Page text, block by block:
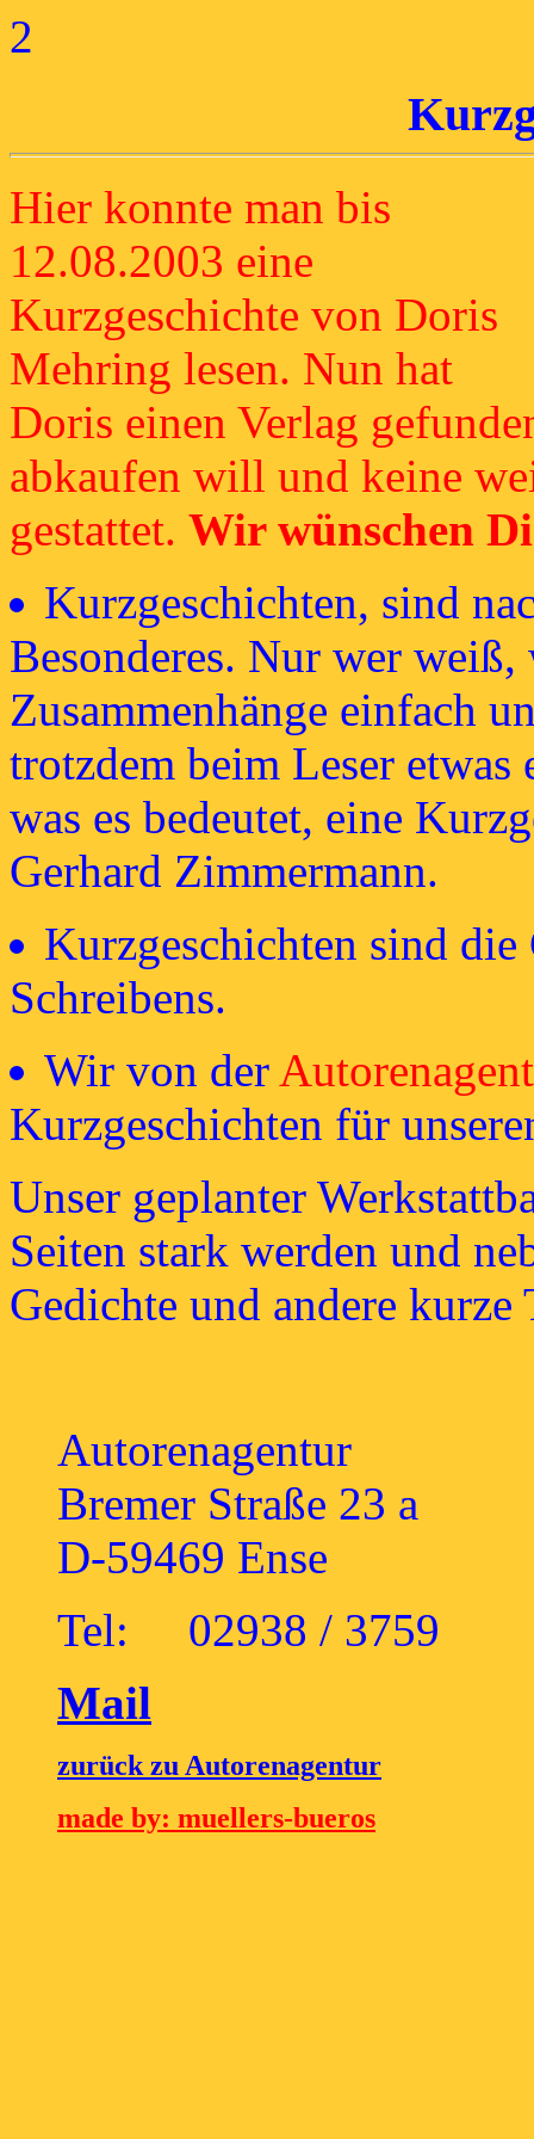
2
Hier konnte man bis
12.08.2003 eine
Kurzgeschichte von Doris
Mehring lesen. Nun hat
Doris einen Verlag
abkaufen will und keine
gestattet. Wir wünschen
Kurzgeschichten, sind
Besonderes. Nur wer
Zusammenhänge einfach
trotzdem beim Leser
was es bedeutet, eine
Gerhard Zimmermann.
Kurzgeschichten sind die
Schreibens.
Wir von der
Kurzgeschichten für
Unser geplanter
Seiten stark werden und
Gedichte und andere kurze
Autorenagentur
Bremer Straße 23 a
D-59469 Ense
Tel: 02938 / 3759
Mail
zurück zu Autorenagentur
made by: muellers-bueros